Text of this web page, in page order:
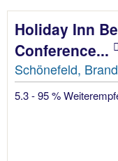
Holiday Inn
Conference...
Schönefeld,
5.3 - 95 %